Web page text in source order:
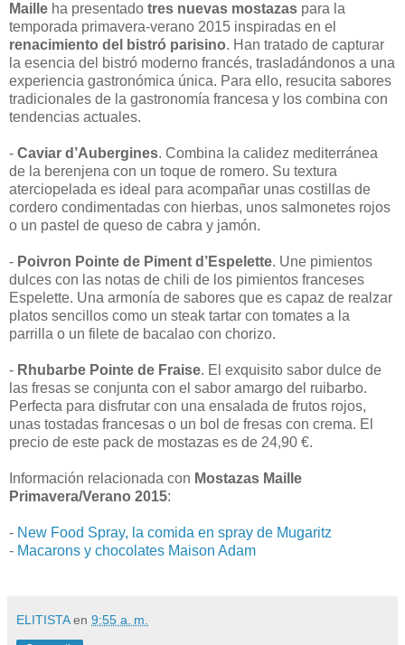
Maille ha presentado tres nuevas mostazas para la
temporada primavera-verano 2015 inspiradas en el
renacimiento del bistró parisino. Han tratado de capturar
la esencia del bistró moderno francés, trasladándonos a una
experiencia gastronómica única. Para ello, resucita sabores
tradicionales de la gastronomía francesa y los combina con
tendencias actuales.
- Caviar d’Aubergines. Combina la calidez mediterránea
de la berenjena con un toque de romero. Su textura
aterciopelada es ideal para acompañar unas costillas de
cordero condimentadas con hierbas, unos salmonetes rojos
o un pastel de queso de cabra y jamón.
- Poivron Pointe de Piment d’Espelette. Une pimientos
dulces con las notas de chili de los pimientos franceses
Espelette. Una armonía de sabores que es capaz de realzar
platos sencillos como un steak tartar con tomates a la
parrilla o un filete de bacalao con chorizo.
- Rhubarbe Pointe de Fraise. El exquisito sabor dulce de
las fresas se conjunta con el sabor amargo del ruibarbo.
Perfecta para disfrutar con una ensalada de frutos rojos,
unas tostadas francesas o un bol de fresas con crema. El
precio de este pack de mostazas es de 24,90 €.
Información relacionada con Mostazas Maille
Primavera/Verano 2015:
- New Food Spray, la comida en spray de Mugaritz
- Macarons y chocolates Maison Adam
ELITISTA en 9:55 a. m.